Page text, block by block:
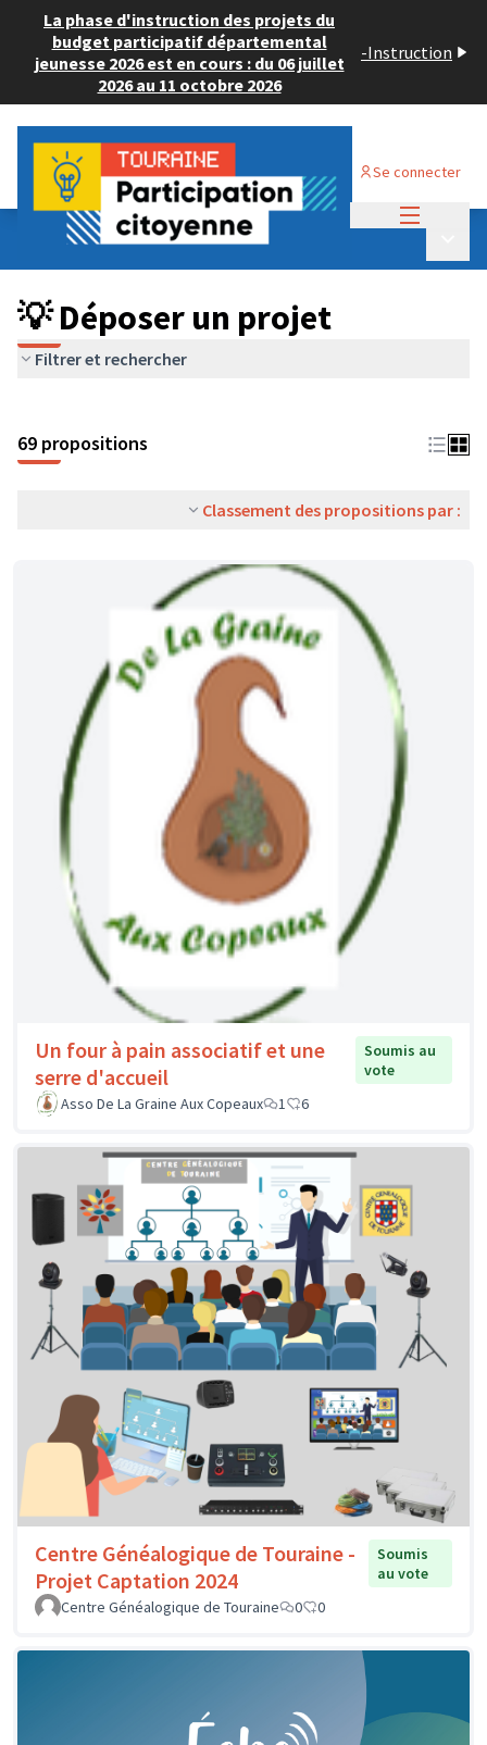
La phase d'instruction des projets du
budget participatif départemental
jeunesse 2026 est en cours : du 06 juillet
2026 au 11 octobre 2026
-Instruction
Se connecter
Budget Participatif ADULTE 2024
💡 Déposer un projet
💡 Déposer un projet
Filtrer et rechercher
69 propositions
Classement des propositions par :
Un four à pain associatif et une
serre d'accueil
Soumis au
vote
Asso De La Graine Aux Copeaux
1 6
Centre Généalogique de Touraine -
Projet Captation 2024
Soumis
au vote
Centre Généalogique de Touraine
0 0